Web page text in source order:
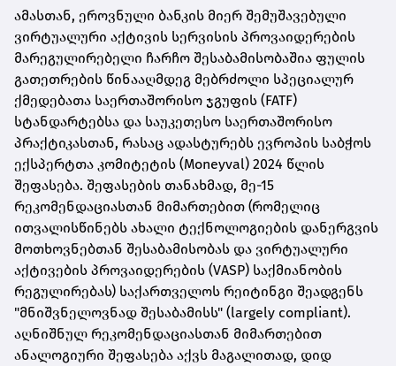
ამასთან, ეროვნული ბანკის მიერ შემუშავებული
ვირტუალური აქტივის სერვისის პროვაიდერების
მარეგულირებელი ჩარჩო შესაბამისობაშია ფულის
გათეთრების წინააღმდეგ მებრძოლი სპეციალურ
ქმედებათა საერთაშორისო ჯგუფის (FATF)
სტანდარტებსა და საუკეთესო საერთაშორისო
პრაქტიკასთან, რასაც ადასტურებს ევროპის საბჭოს
ექსპერტთა კომიტეტის (Moneyval) 2024 წლის
შეფასება. შეფასების თანახმად, მე-15
რეკომენდაციასთან მიმართებით (რომელიც
ითვალისწინებს ახალი ტექნოლოგიების დანერგვის
მოთხოვნებთან შესაბამისობას და ვირტუალური
აქტივების პროვაიდერების (VASP) საქმიანობის
რეგულირებას) საქართველოს რეიტინგი შეადგენს
"მნიშვნელოვნად შესაბამისს" (largely compliant).
აღნიშნულ რეკომენდაციასთან მიმართებით
ანალოგიური შეფასება აქვს მაგალითად, დიდ